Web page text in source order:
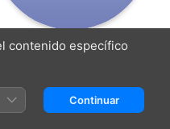
Skywalker Hughes
Sheridan Pickett
contenido específico
Continuar